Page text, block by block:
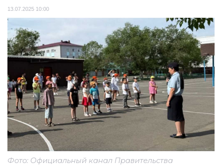
13.07.2025 10:00
Фото: Официальный канал Правительства